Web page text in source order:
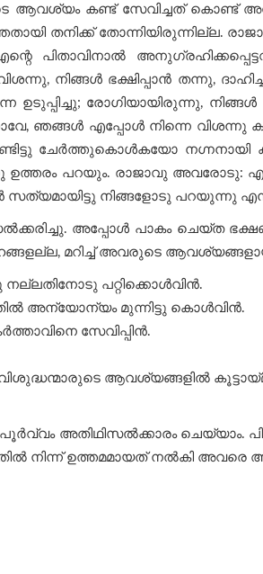
കണ്ട് സേവിച്ചത് കൊണ്ട്
തോന്നിയിരുന്നില്ല.
പിതാവിനാൽ
നിങ്ങൾ ഭക്ഷിപ്പാൻ തന്നു,
രോഗിയായിരുന്നു,
എപ്പോൾ നിന്നെ വിശന്നു
ചേർത്തുകൊൾകയോ നഗ്നനായി
ഉത്തരം പറയും. രാജാവു അവരോടു:
നിങ്ങളോടു പറയുന്നു
അപ്പോള്‍ പാകം ചെയ്ത
മറിച്ച് അവരുടെ
നല്ലതിനോടു പറ്റിക്കൊൾവിൻ.
അന്യോന്യം മുന്നിട്ടു കൊൾവിൻ.
സേവിപ്പിൻ.
വിശുദ്ധന്മാരുടെ ആവശ്യങ്ങളിൽ
അതിഥിസല്‍ക്കാരം ചെയ്യാം.
ഉത്തമമായത് നല്‍കി അവരെ